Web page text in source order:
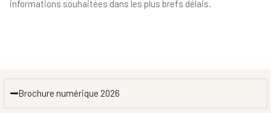
informations souhaitées dans les plus brefs délais.
Brochure numérique 2026